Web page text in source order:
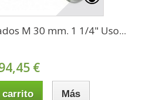
M 30 mm. 1 1/4" Uso...
€
carrito Más